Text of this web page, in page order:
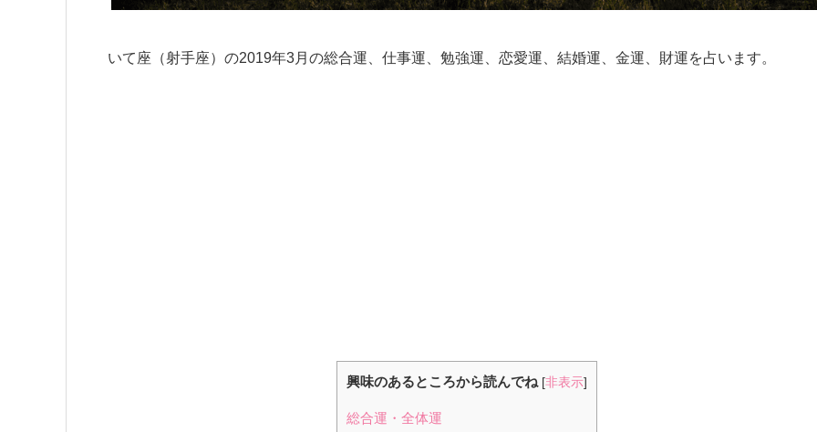
いて座（射手座）の2019年3月の総合運、仕事運、勉強運、恋愛運、結婚運、金運、財運を占います。
興味のあるところから読んでね [非表示]
総合運・全体運